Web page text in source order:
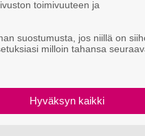
A.W.
toimivuuteen ja
suostumusta, jos niillä on
milloin tahansa
Hyväksyn kaikki